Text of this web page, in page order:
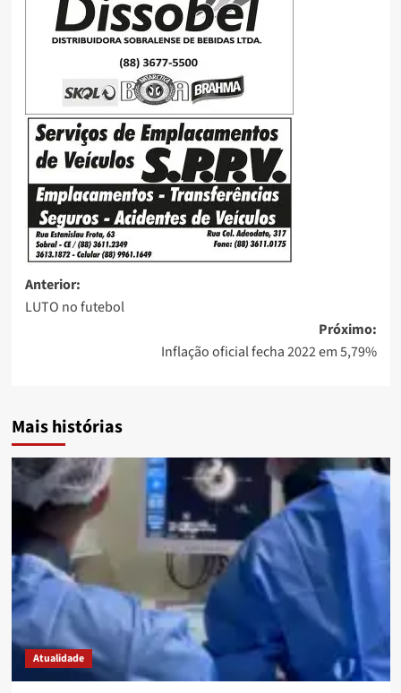
Anterior:
LUTO no futebol
Próximo:
Inflação oficial fecha 2022 em 5,79%
Mais histórias
Atualidade